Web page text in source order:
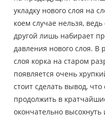
укладку нового слоя на
коем случае нельзя,
другой лишь набирает
давления нового слоя. В
слоя корка на старом
появляется очень
стоит сделать вывод, что
продолжить в
окончательно